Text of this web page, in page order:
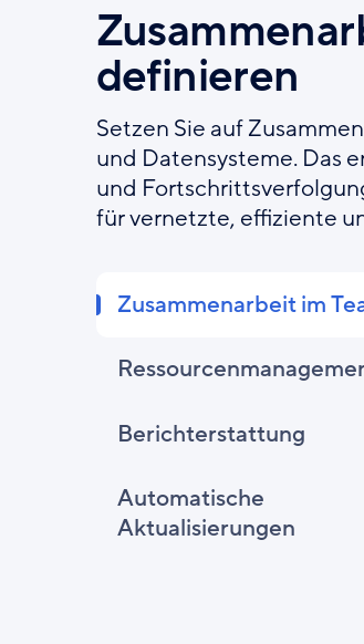
definieren
Setzen Sie auf
und Datensysteme. Das
und
für vernetzte, effiziente
Zusammenarbeit im
Berichterstattung
Automatische
Aktualisierungen